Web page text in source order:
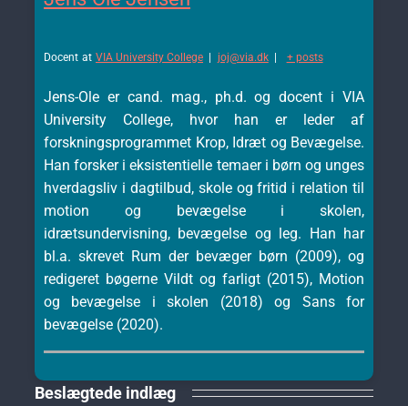
Docent at VIA University College joj@via.dk + posts
Jens-Ole er cand. mag., ph.d. og docent i VIA
University College, hvor han er leder af
forskningsprogrammet Krop, Idræt og Bevægelse.
Han forsker i eksistentielle temaer i børn og unges
hverdagsliv i dagtilbud, skole og fritid i relation til
motion og bevægelse i skolen,
idrætsundervisning, bevægelse og leg. Han har
bl.a. skrevet Rum der bevæger børn (2009), og
redigeret bøgerne Vildt og farligt (2015), Motion
og bevægelse i skolen (2018) og Sans for
bevægelse (2020).
Beslægtede indlæg